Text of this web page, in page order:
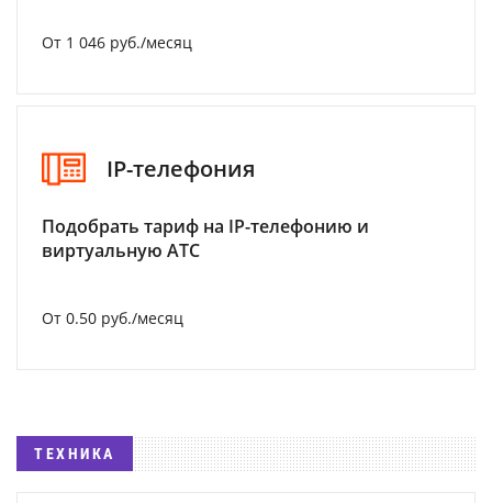
От 1 046 руб./месяц
IP-телефония
Подобрать тариф на IP-телефонию и
виртуальную АТС
От 0.50 руб./месяц
ТЕХНИКА